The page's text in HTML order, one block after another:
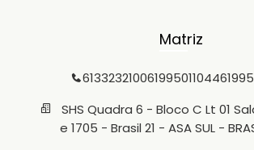
Matriz
613323210061995011044
SHS Quadra 6 - Bloco C Lt 01
e 1705 - Brasil 21 - ASA SUL -